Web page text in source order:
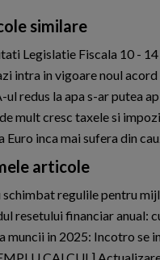
similare
Legislatie Fiscala 10 -
intra in vigoare noul acord
ul redus la apa s-ar putea
mult cresc taxele si
Euro inca mai sufera din
articole
schimbat regulile pentru
resetului financiar anual:
muncii in 2025: Incotro se